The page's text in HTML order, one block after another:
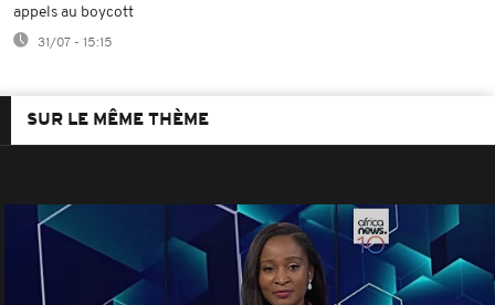
appels au boycott
31/07 - 15:15
SUR LE MÊME THÈME